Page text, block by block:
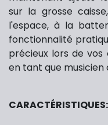
sur la grosse
l'espace, à la
fonctionnalité
précieux lors de vos
en tant que musicien
CARACTÉRISTIQUES: